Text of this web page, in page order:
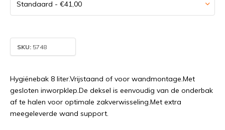
SKU: 5748
Hygiënebak 8 liter.Vrijstaand of voor wandmontage.Met
gesloten inworpklep.De deksel is eenvoudig van de onderbak
af te halen voor optimale zakverwisseling.Met extra
meegeleverde wand support.